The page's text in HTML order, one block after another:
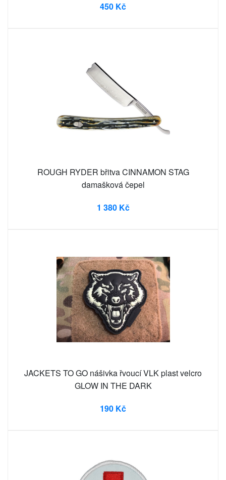
450 Kč
ROUGH RYDER břitva CINNAMON STAG
damašková čepel
1 380 Kč
JACKETS TO GO nášivka řvoucí VLK plast velcro
GLOW IN THE DARK
190 Kč